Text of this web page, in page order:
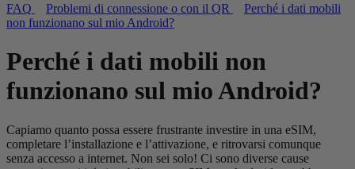
FAQ
Problemi di connessione o con il QR
Perché i dati mobili
non funzionano sul mio Android?
Perché i dati mobili non
funzionano sul mio Android?
Capiamo quanto possa essere frustrante investire in una eSIM,
completare l’installazione e l’attivazione, e ritrovarsi comunque
senza accesso a internet. Non sei solo! Ci sono diverse cause